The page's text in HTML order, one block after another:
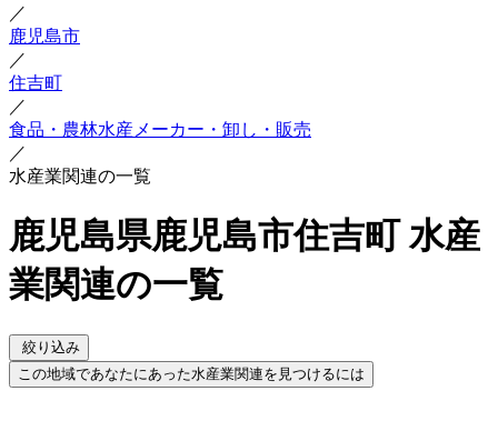
／
鹿児島市
／
住吉町
／
食品・農林水産メーカー・卸し・販売
／
水産業関連の一覧
鹿児島県鹿児島市住吉町 水産
業関連の一覧
絞り込み
この地域であなたにあった水産業関連を見つけるには